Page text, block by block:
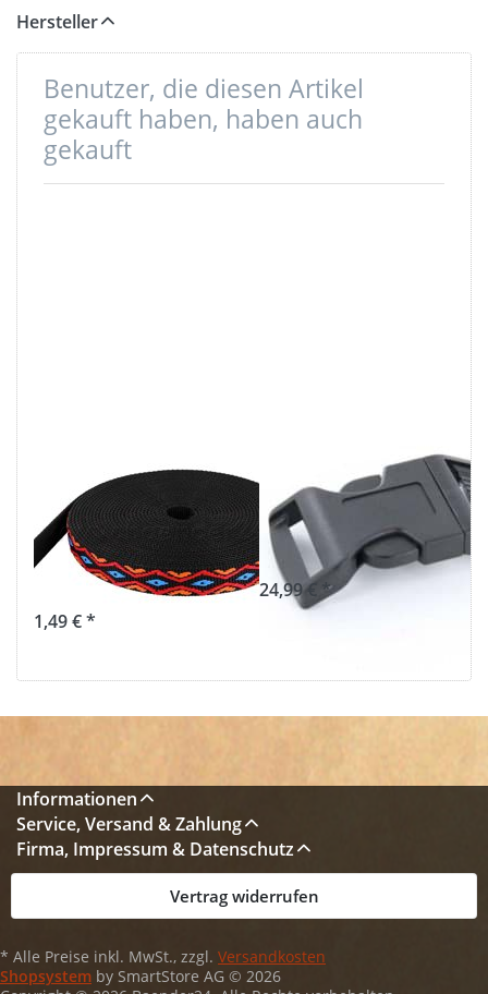
Hersteller
Benutzer, die diesen Artikel
gekauft haben, haben auch
gekauft
orange/rot/blau
auf schwarzem
Gurtband -
25mm breit
1,49 € *
Steckschließer -
25mm
Durchlass - 50
Stück
24,99 € *
Informationen
Service, Versand & Zahlung
Firma, Impressum & Datenschutz
Vertrag widerrufen
* Alle Preise inkl. MwSt., zzgl. Versandkosten
Shopsystem by SmartStore AG © 2026